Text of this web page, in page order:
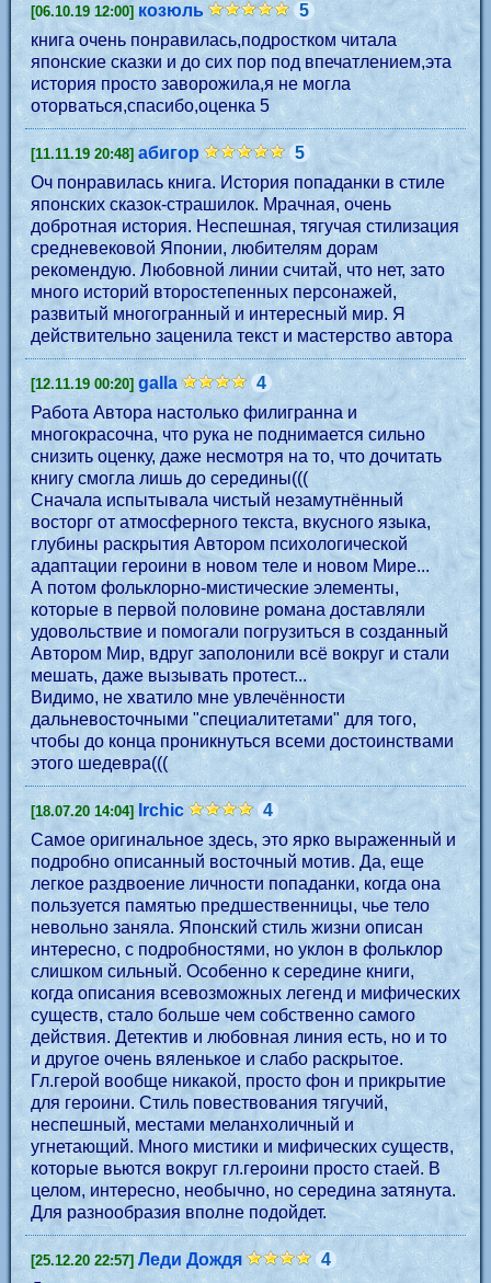
[06.10.19 12:00] козюль
5
книга очень понравилась,подростком читала
японские сказки и до сих пор под впечатлением,эта
история просто заворожила,я не могла
оторваться,спасибо,оценка 5
[11.11.19 20:48] абигор
5
Оч понравилась книга. История попаданки в стиле
японских сказок-страшилок. Мрачная, очень
добротная история. Неспешная, тягучая стилизация
средневековой Японии, любителям дорам
рекомендую. Любовной линии считай, что нет, зато
много историй второстепенных персонажей,
развитый многогранный и интересный мир. Я
действительно заценила текст и мастерство автора
[12.11.19 00:20] galla
4
Работа Автора настолько филигранна и
многокрасочна, что рука не поднимается сильно
снизить оценку, даже несмотря на то, что дочитать
книгу смогла лишь до середины(((
Сначала испытывала чистый незамутнённый
восторг от атмосферного текста, вкусного языка,
глубины раскрытия Автором психологической
адаптации героини в новом теле и новом Мире...
А потом фольклорно-мистические элементы,
которые в первой половине романа доставляли
удовольствие и помогали погрузиться в созданный
Автором Мир, вдруг заполонили всё вокруг и стали
мешать, даже вызывать протест...
Видимо, не хватило мне увлечённости
дальневосточными "специалитетами" для того,
чтобы до конца проникнуться всеми достоинствами
этого шедевра(((
[18.07.20 14:04] Irchic
4
Самое оригинальное здесь, это ярко выраженный и
подробно описанный восточный мотив. Да, еще
легкое раздвоение личности попаданки, когда она
пользуется памятью предшественницы, чье тело
невольно заняла. Японский стиль жизни описан
интересно, с подробностями, но уклон в фольклор
слишком сильный. Особенно к середине книги,
когда описания всевозможных легенд и мифических
существ, стало больше чем собственно самого
действия. Детектив и любовная линия есть, но и то
и другое очень вяленькое и слабо раскрытое.
Гл.герой вообще никакой, просто фон и прикрытие
для героини. Стиль повествования тягучий,
неспешный, местами меланхоличный и
угнетающий. Много мистики и мифических существ,
которые вьются вокруг гл.героини просто стаей. В
целом, интересно, необычно, но середина затянута.
Для разнообразия вполне подойдет.
[25.12.20 22:57] Леди Дождя
4